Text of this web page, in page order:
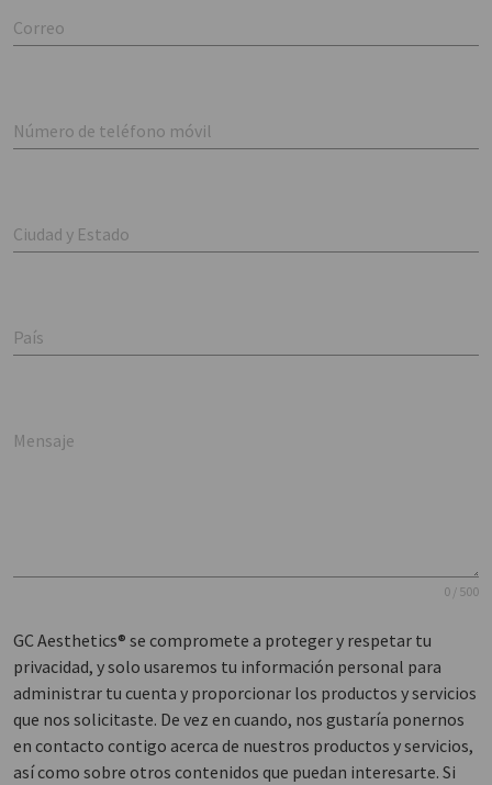
Correo
Número de teléfono móvil
Ciudad y Estado
País
Mensaje
0 / 500
GC Aesthetics® se compromete a proteger y respetar tu
privacidad, y solo usaremos tu información personal para
administrar tu cuenta y proporcionar los productos y servicios
que nos solicitaste. De vez en cuando, nos gustaría ponernos
en contacto contigo acerca de nuestros productos y servicios,
así como sobre otros contenidos que puedan interesarte. Si